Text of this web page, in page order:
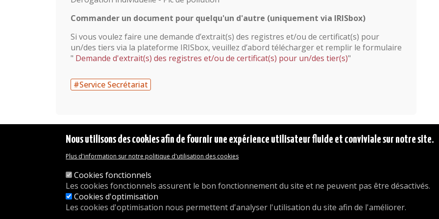
Commander un document pour quelqu'un d'autre (uniquement via IRISbox)
Si vous voulez faire une demande d’extrait(s) des registres et/ou de certificat(s) pour
un/des tiers via la plateforme IRISbox, veuillez d’abord télécharger et remplir le formulaire
" Demande d'extrait(s) des registres et/ou de certificat(s) pour un/des tier(s)"
#Service Secrétariat
Mentions légales
Déclaration d'accessibilité
Transparence
Accéder à la maison communale
Les services de l'administration
Organigramme
Tel. : 02/676.48.11.
Nous utilisons des cookies afin de fournir une expérience utilisateur fluide et conviviale sur notre site.
Plus d'information sur notre politique d'utilisation des cookies
Cookies fonctionnels
Les cookies fonctionnels assurent le bon fonctionnement du site et ne peuvent pas être désactivés.
Cookies d'optimisation
Les cookies d'optimisation nous permettent d'analyser l'utilisation du site afin de l'améliorer.